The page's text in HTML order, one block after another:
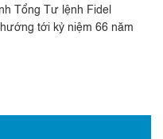
Tổng Tư lệnh Fidel
tới kỷ niệm 66 năm